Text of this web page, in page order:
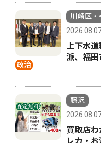
政治
川崎区・
上下水
派、福
藤沢
買取店